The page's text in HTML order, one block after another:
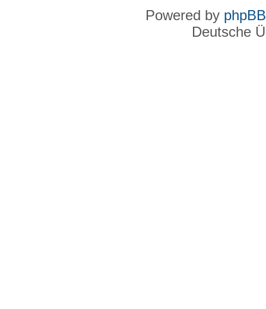
Powered by phpBB
Deutsche